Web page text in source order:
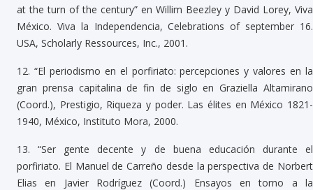
at the turn of the century” en Willim Beezley y David Lorey, Viva
México. Viva la Independencia, Celebrations of september 16.
USA, Scholarly Ressources, Inc., 2001.
12. “El periodismo en el porfiriato: percepciones y valores en la
gran prensa capitalina de fin de siglo en Graziella Altamirano
(Coord.), Prestigio, Riqueza y poder. Las élites en México 1821-
1940, México, Instituto Mora, 2000.
13.
“Ser gente decente y de buena educación durante el
porfiriato. El Manuel de Carreño desde la perspectiva de Norbert
Elias en Javier Rodríguez (Coord.) Ensayos en torno a la